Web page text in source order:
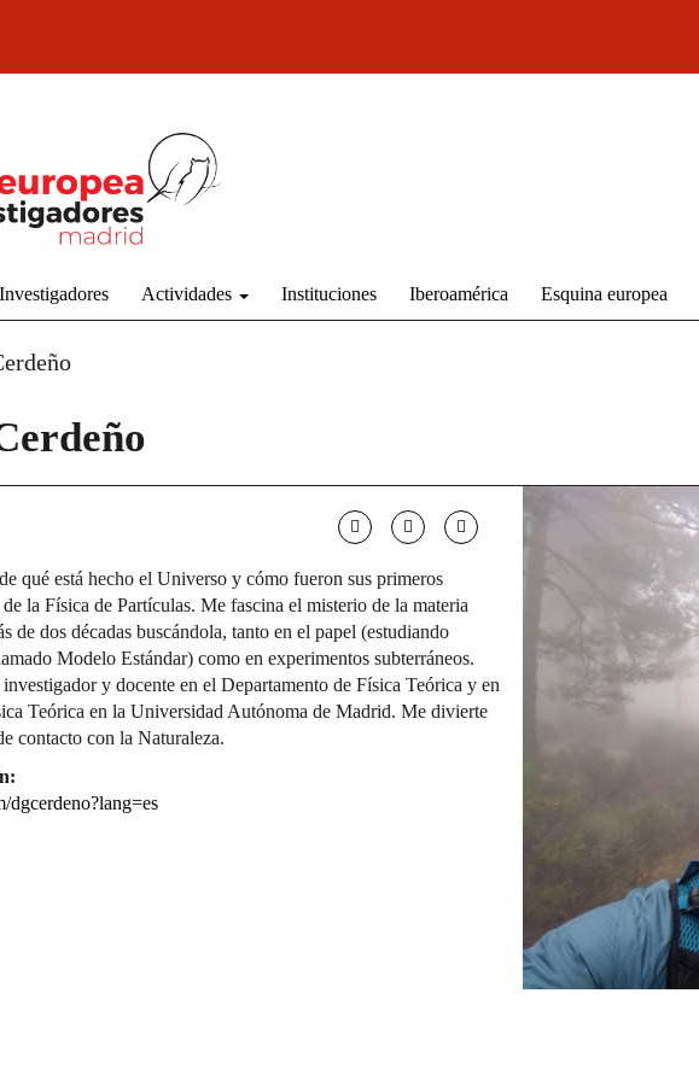
Investigadores Actividades Instituciones Iberoamérica Esquina europea
qué está hecho el Universo y cómo fueron sus primeros
de la Física de Partículas. Me fascina el misterio de la materia
de dos décadas buscándola, tanto en el papel (estudiando
Modelo Estándar) como en experimentos subterráneos.
y docente en el Departamento de Física Teórica y en
Teórica en la Universidad Autónoma de Madrid. Me divierte
contacto con la Naturaleza.
dgcerdeno?lang=es